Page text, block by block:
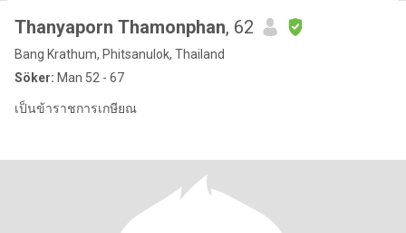
Thanyaporn Thamonphan, 62
Bang Krathum, Phitsanulok, Thailand
Söker: Man 52 - 67
เป็นข้าราชการเกษียณ